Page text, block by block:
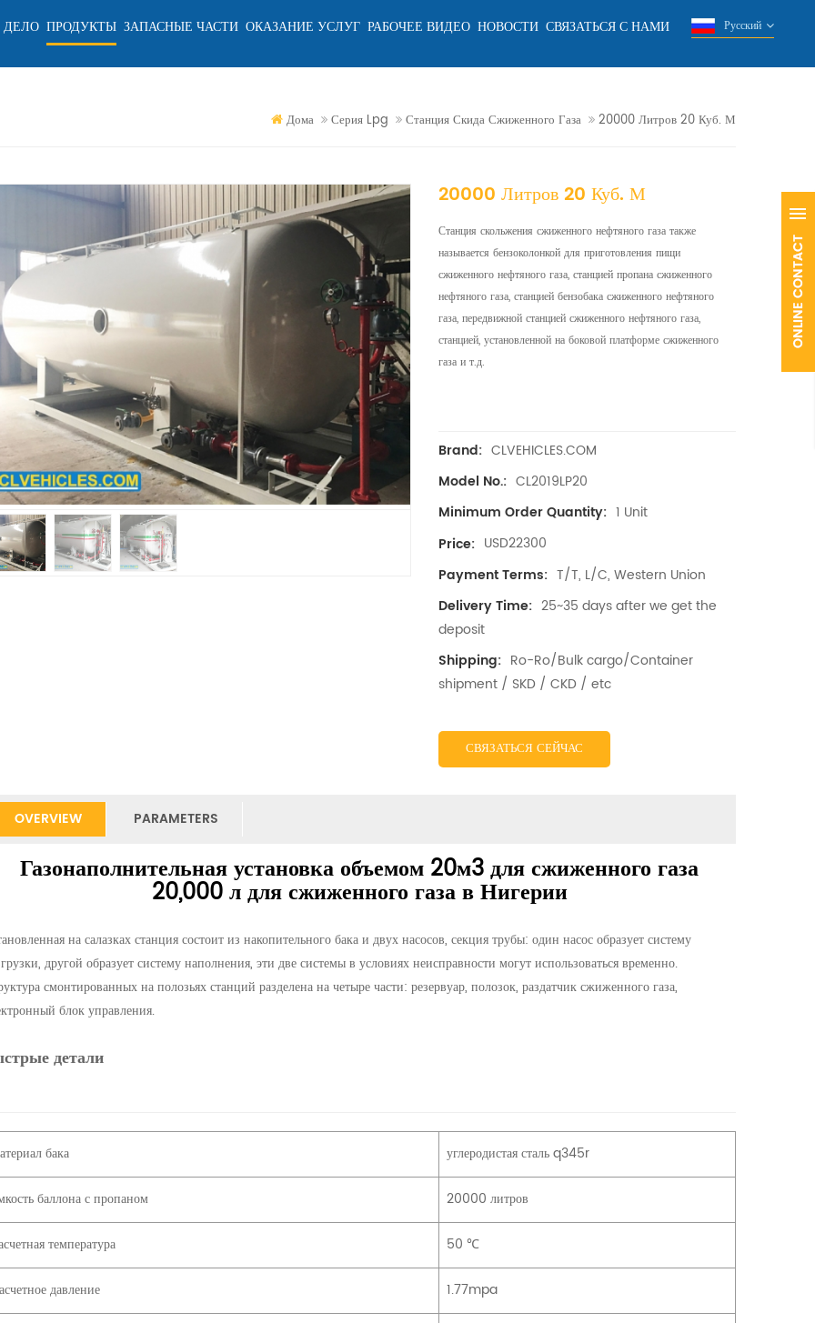
ПРОДУКТЫ ЗАПАСНЫЕ ЧАСТИ ОКАЗАНИЕ УСЛУГ РАБОЧЕЕ ВИДЕО НОВОСТИ СВЯЗАТЬСЯ С НАМИ Русский
Дома Серия Lpg Станция Скида Сжиженного Газа 20000 Литров 20 Куб. М
20000 Литров 20 Куб. М
Станция скольжения сжиженного нефтяного газа также
называется бензоколонкой для приготовления пищи
сжиженного нефтяного газа, станцией пропана сжиженного
нефтяного газа, станцией бензобака сжиженного нефтяного
газа, передвижной станцией сжиженного нефтяного газа,
станцией, установленной на боковой платформе сжиженного
газа и т.д.
Brand: CLVEHICLES.COM
Model No.: CL2019LP20
Minimum Order Quantity: 1 Unit
Price: USD22300
Payment Terms: T/T, L/C, Western Union
Delivery Time: 25~35 days after we get the
deposit
Shipping: Ro-Ro/Bulk cargo/Container
shipment / SKD / CKD / etc
СВЯЗАТЬСЯ СЕЙЧАС
OVERVIEW PARAMETERS
Газонаполнительная установка объемом 20м3 для сжиженного газа
20,000 л для сжиженного газа в Нигерии
на салазках станция состоит из накопительного бака и двух насосов, секция трубы: один насос образует систему
другой образует систему наполнения, эти две системы в условиях неисправности могут использоваться временно.
смонтированных на полозьях станций разделена на четыре части: резервуар, полозок, раздатчик сжиженного газа,
блок управления.
детали
бака углеродистая сталь q345r
баллона с пропаном 20000 литров
температура 50 ℃
давление 1.77mpa